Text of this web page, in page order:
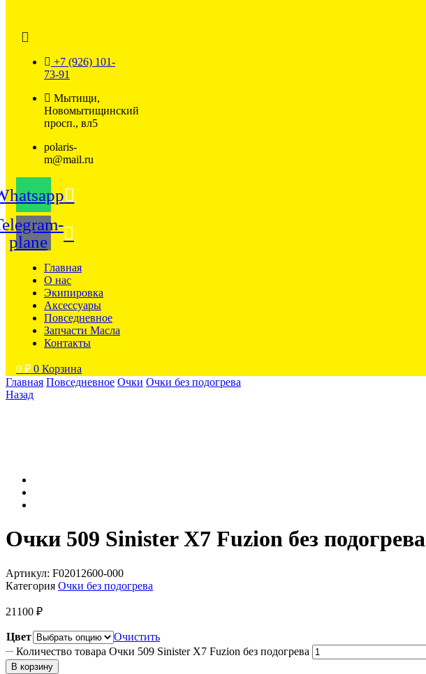
+7 (926) 101-
73-91
Мытищи,
Новомытищинский
просп., вл5
polaris-
m@mail.ru
plane
Главная
О нас
Экипировка
Аксессуары
Повседневное
Запчасти Масла
Контакты
0 ₽ 0 Корзина
Главная Повседневное Очки Очки без подогрева
Назад
Очки 509 Sinister X7 Fuzion без подогрева
Артикул: F02012600-000
Категория Очки без подогрева
21100 ₽
Цвет
Очистить
Количество товара Очки 509 Sinister X7 Fuzion без подогрева
В корзину